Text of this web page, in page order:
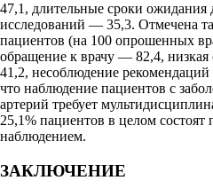
47,1, длительные сроки ожидания
исследований — 35,3. Отмечена
пациентов (на 100 опрошенных
обращение к врачу — 82,4,
41,2, несоблюдение
что наблюдение пациентов с
артерий требует
25,1% пациентов в целом состоят
наблюдением.
ЗАКЛЮЧЕНИЕ